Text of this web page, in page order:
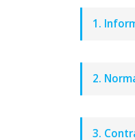
1.
2.
3.